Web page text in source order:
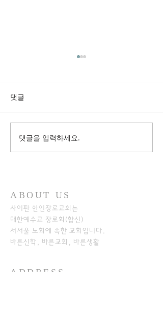
댓글
댓글을 입력하세요.
ABOUT US
사이판 한인장로교회는
대한예수교 장로회(합신)
서서울 노회에 속한 교회입니다.
바른신학, 바른교회, 바른생활
ADDRESS